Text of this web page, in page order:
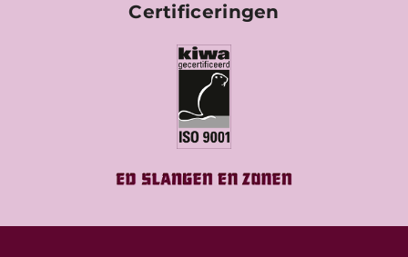
Certificeringen